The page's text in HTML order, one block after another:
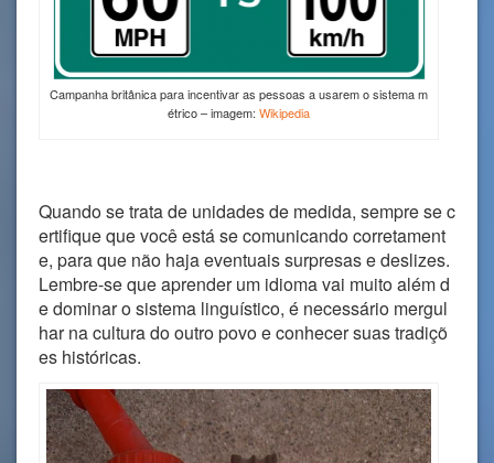
Campanha britânica para incentivar as pessoas a usarem o sistema m
étrico – imagem: Wikipedia
Quando se trata de unidades de medida, sempre se c
ertifique que você está se comunicando corretament
e, para que não haja eventuais surpresas e deslizes.
Lembre-se que aprender um idioma vai muito além d
e dominar o sistema linguístico, é necessário mergul
har na cultura do outro povo e conhecer suas tradiçõ
es históricas.